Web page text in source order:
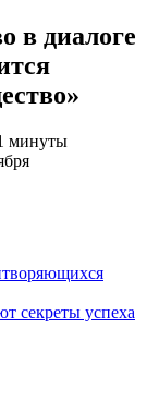
в диалоге
минуты
секреты успеха